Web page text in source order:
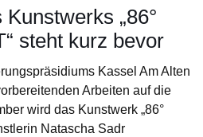
„86°
steht kurz bevor
Kassel Am Alten
Arbeiten auf die
wird das Kunstwerk „86°
Natascha Sadr